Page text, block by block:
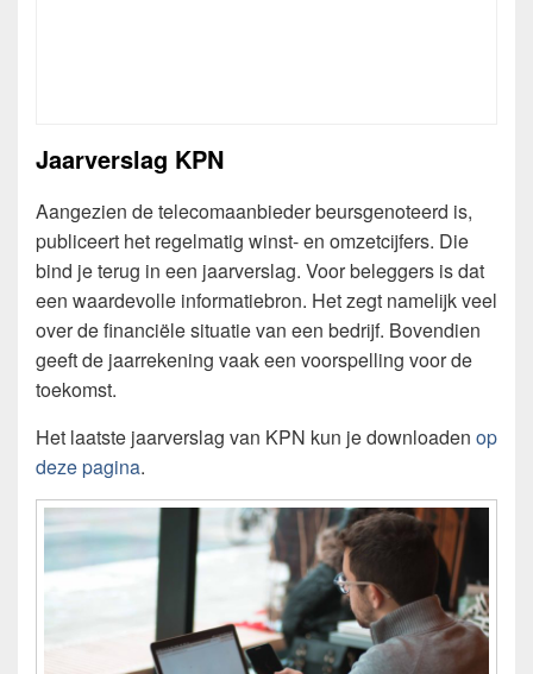
Jaarverslag KPN
Aangezien de telecomaanbieder beursgenoteerd is,
publiceert het regelmatig winst- en omzetcijfers. Die
bind je terug in een jaarverslag. Voor beleggers is dat
een waardevolle informatiebron. Het zegt namelijk veel
over de financiële situatie van een bedrijf. Bovendien
geeft de jaarrekening vaak een voorspelling voor de
toekomst.
Het laatste jaarverslag van KPN kun je downloaden op
deze pagina.